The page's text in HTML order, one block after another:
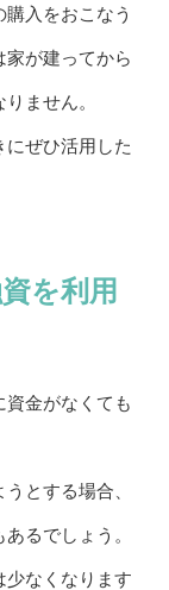
入をおこなう
が建ってから
ません。
にぜひ活用した
を利用
金がなくても
とする場合、
るでしょう。
少なくなります